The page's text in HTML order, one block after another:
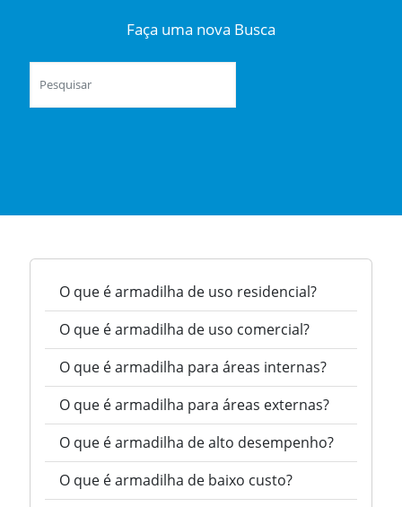
Faça uma nova Busca
O que é armadilha de uso residencial?
O que é armadilha de uso comercial?
O que é armadilha para áreas internas?
O que é armadilha para áreas externas?
O que é armadilha de alto desempenho?
O que é armadilha de baixo custo?